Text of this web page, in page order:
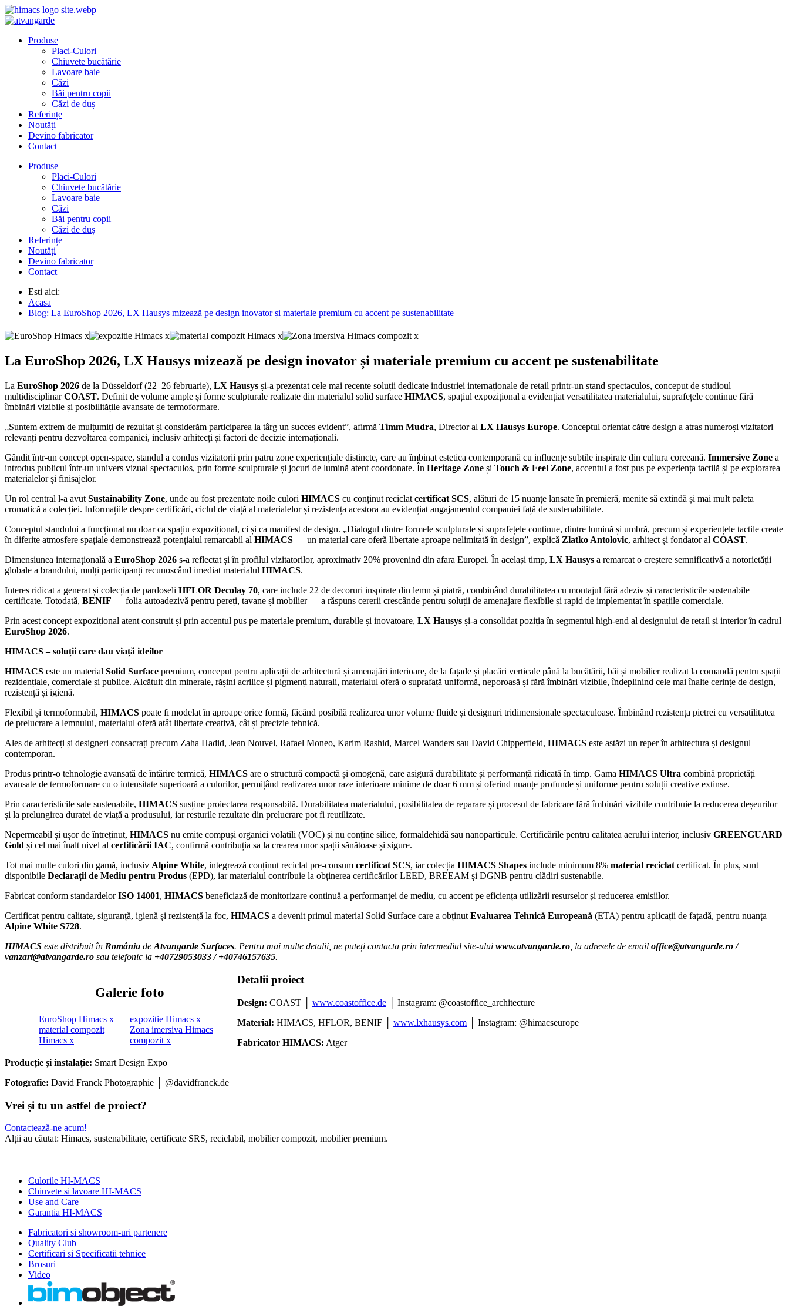
Produse
Placi-Culori
Chiuvete bucătărie
Lavoare baie
Căzi
Băi pentru copii
Căzi de duș
Referințe
Noutăți
Devino fabricator
Contact
Produse
Placi-Culori
Chiuvete bucătărie
Lavoare baie
Căzi
Băi pentru copii
Căzi de duș
Referințe
Noutăți
Devino fabricator
Contact
Esti aici:
Acasa
Blog: La EuroShop 2026, LX Hausys mizează pe design inovator și materiale premium cu accent pe sustenabilitate
La EuroShop 2026, LX Hausys mizează pe design inovator și materiale premium cu accent pe sustenabilitate
La EuroShop 2026 de la Düsseldorf (22–26 februarie), LX Hausys și-a prezentat cele mai recente soluții dedicate industriei internaționale de retail printr-un stand spectaculos, conceput de studioul
multidisciplinarCOAST. Definit de volume ample și forme sculpturale realizate din materialul solid surface HIMACS, spațiul expozițional a evidențiat versatilitatea materialului, suprafețele continue fără
îmbinări vizibile și posibilitățile avansate de termoformare.
„Suntem extrem de mulțumiți de rezultat și considerăm participarea la târg un succes evident”, afirmă Timm Mudra, Director al LX Hausys Europe. Conceptul orientat către design a atras numeroși vizitatori
relevanți pentru dezvoltarea companiei, inclusiv arhitecți și factori de decizie internaționali.
Gândit într-un concept open-space, standul a condus vizitatorii prin patru zone experiențiale distincte, care au îmbinat estetica contemporană cu influențe subtile inspirate din cultura coreeană. Immersive Zone a
introdus publicul într-un univers vizual spectaculos, prin forme sculpturale și jocuri de lumină atent coordonate. În Heritage Zone și Touch & Feel Zone, accentul a fost pus pe experiența tactilă și pe explorarea
materialelor și finisajelor.
Un rol central l-a avut Sustainability Zone, unde au fost prezentate noile culori HIMACS cu conținut reciclat certificat SCS, alături de 15 nuanțe lansate în premieră, menite să extindă și mai mult paleta
cromatică a colecției. Informațiile despre certificări, ciclul de viață al materialelor și rezistența acestora au evidențiat angajamentul companiei față de sustenabilitate.
Conceptul standului a funcționat nu doar ca spațiu expozițional, ci și ca manifest de design. „Dialogul dintre formele sculpturale și suprafețele continue, dintre lumină și umbră, precum și experiențele tactile create
în diferite atmosfere spațiale demonstrează potențialul remarcabil al HIMACS — un material care oferă libertate aproape nelimitată în design”, explică Zlatko Antolovic, arhitect și fondator al COAST.
Dimensiunea internațională a EuroShop 2026 s-a reflectat și în profilul vizitatorilor, aproximativ 20% provenind din afara Europei. În același timp, LX Hausys a remarcat o creștere semnificativă a notorietății
globale a brandului, mulți participanți recunoscând imediat materialul HIMACS.
Interes ridicat a generat și colecția de pardoseli HFLOR Decolay 70, care include 22 de decoruri inspirate din lemn și piatră, combinând durabilitatea cu montajul fără adeziv și caracteristicile sustenabile
certificate. Totodată, BENIF — folia autoadezivă pentru pereți, tavane și mobilier — a răspuns cererii crescânde pentru soluții de amenajare flexibile și rapid de implementat în spațiile comerciale.
Prin acest concept expozițional atent construit și prin accentul pus pe materiale premium, durabile și inovatoare, LX Hausys și-a consolidat poziția în segmentul high-end al designului de retail și interior în cadrul
EuroShop 2026.
HIMACS – soluții care dau viață ideilor
HIMACS este un material Solid Surface premium, conceput pentru aplicații de arhitectură și amenajări interioare, de la fațade și placări verticale până la bucătării, băi și mobilier realizat la comandă pentru spații
rezidențiale, comerciale și publice. Alcătuit din minerale, rășini acrilice și pigmenți naturali, materialul oferă o suprafață uniformă, neporoasă și fără îmbinări vizibile, îndeplinind cele mai înalte cerințe de design,
rezistență și igienă.
Flexibil și termoformabil, HIMACS poate fi modelat în aproape orice formă, făcând posibilă realizarea unor volume fluide și designuri tridimensionale spectaculoase. Îmbinând rezistența pietrei cu versatilitatea
de prelucrare a lemnului, materialul oferă atât libertate creativă, cât și precizie tehnică.
Ales de arhitecți și designeri consacrați precum Zaha Hadid, Jean Nouvel, Rafael Moneo, Karim Rashid, Marcel Wanders sau David Chipperfield, HIMACS este astăzi un reper în arhitectura și designul
contemporan.
Produs printr-o tehnologie avansată de întărire termică, HIMACS are o structură compactă și omogenă, care asigură durabilitate și performanță ridicată în timp. Gama HIMACS Ultra combină proprietăți
avansate de termoformare cu o intensitate superioară a culorilor, permițând realizarea unor raze interioare minime de doar 6 mm și oferind nuanțe profunde și uniforme pentru soluții creative extinse.
Prin caracteristicile sale sustenabile, HIMACS susține proiectarea responsabilă. Durabilitatea materialului, posibilitatea de reparare și procesul de fabricare fără îmbinări vizibile contribuie la reducerea deșeurilor
și la prelungirea duratei de viață a produsului, iar resturile rezultate din prelucrare pot fi reutilizate.
Nepermeabil și ușor de întreținut, HIMACS nu emite compuși organici volatili (VOC) și nu conține silice, formaldehidă sau nanoparticule. Certificările pentru calitatea aerului interior, inclusiv GREENGUARD
Gold și cel mai înalt nivel al certificării IAC, confirmă contribuția sa la crearea unor spații sănătoase și sigure.
Tot mai multe culori din gamă, inclusiv Alpine White, integrează conținut reciclat pre-consum certificat SCS, iar colecția HIMACS Shapes include minimum 8% material reciclat certificat. În plus, sunt
disponibile Declarații de Mediu pentru Produs (EPD), iar materialul contribuie la obținerea certificărilor LEED, BREEAM și DGNB pentru clădiri sustenabile.
Fabricat conform standardelorISO 14001, HIMACS beneficiază de monitorizare continuă a performanței de mediu, cu accent pe eficiența utilizării resurselor și reducerea emisiilor.
Certificat pentru calitate, siguranță, igienă și rezistență la foc, HIMACS a devenit primul material Solid Surface care a obținut Evaluarea Tehnică Europeană (ETA) pentru aplicații de fațadă, pentru nuanța
Alpine White S728.
HIMACS este distribuit în România de Atvangarde Surfaces. Pentru mai multe detalii, ne puteți contacta prin intermediul site-ului www.atvangarde.ro , la adresele de email office@atvangarde.ro /
vanzari@atvangarde.ro sau telefonic la +40729053033 / +40746157635.
Galerie foto
Detalii proiect
Design: COAST │ www.coastoffice.de │ Instagram: @coastoffice_architecture
Material: HIMACS, HFLOR, BENIF │ www.lxhausys.com │ Instagram: @himacseurope
Fabricator HIMACS: Atger
Producție și instalație: Smart Design Expo
Fotografie: David Franck Photographie │ @davidfranck.de
Vrei și tu un astfel de proiect?
Contactează-ne acum!
Alții au căutat: Himacs, sustenabilitate, certificate SRS, reciclabil, mobilier compozit, mobilier premium.
Culorile HI-MACS
Chiuvete si lavoare HI-MACS
Use and Care
Garantia HI-MACS
Fabricatori si showroom-uri partenere
Quality Club
Certificari si Specificatii tehnice
Brosuri
Video